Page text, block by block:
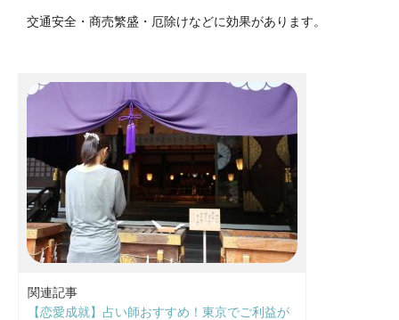
交通安全・商売繁盛・厄除けなどに効果があります。
関連記事
【恋愛成就】占い師おすすめ！東京でご利益が